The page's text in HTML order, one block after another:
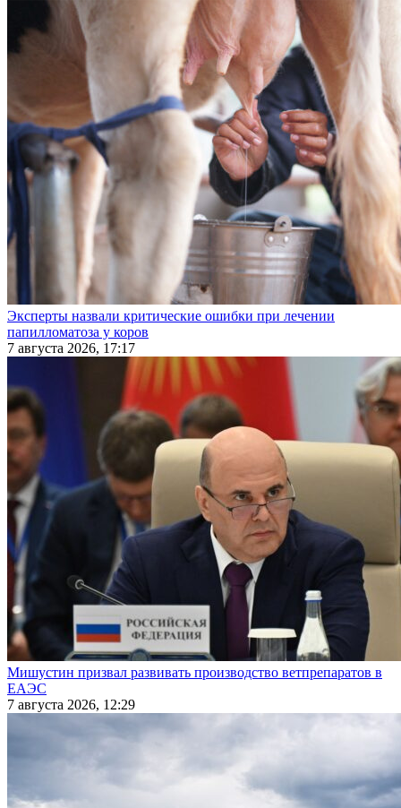
Эксперты назвали критические ошибки при лечении
папилломатоза у коров
7 августа 2026, 17:17
Мишустин призвал развивать производство ветпрепаратов в
ЕАЭС
7 августа 2026, 12:29